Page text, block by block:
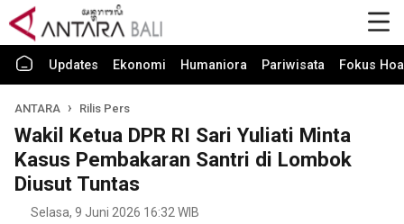
Updates Ekonomi Humaniora Pariwisata Fokus
ANTARA Rilis Pers
Wakil Ketua DPR RI Sari Yuliati Minta
Kasus Pembakaran Santri di Lombok
Diusut Tuntas
Selasa, 9 Juni 2026 16:32 WIB